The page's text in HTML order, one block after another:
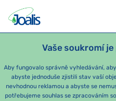
Vaše soukromí
Aby fungovalo správně vyhledávání,
abyste jednoduše zjistili stav vaší
nevhodnou reklamou a abyste se
potřebujeme souhlas se zpracováním
PRODUKTY PODLE OBTÍŽÍ